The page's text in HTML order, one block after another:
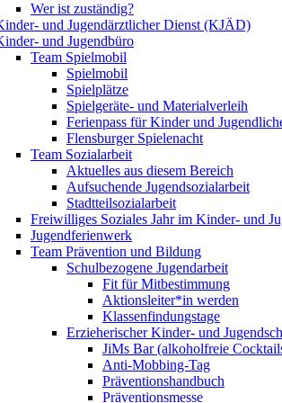
Wer ist zuständig?
und Jugendärztlicher Dienst (KJÄD)
und Jugendbüro
Team Spielmobil
Spielmobil
Spielplätze
Spielgeräte- und Materialverleih
Ferienpass für Kinder und
Flensburger Spielenacht
Team Sozialarbeit
Aktuelles aus diesem Bereich
Aufsuchende Jugendsozialarbeit
Stadtteilsozialarbeit
Freiwilliges Soziales Jahr im Kinder- und
Jugendferienwerk
Team Prävention und Bildung
Schulbezogene Jugendarbeit
Fit für Mitbestimmung
Aktionsleiter*in werden
Klassenfindungstage
Erzieherischer Kinder- und
JiMs Bar (alkoholfreie
Anti-Mobbing-Tag
Präventionshandbuch
Präventionsmesse